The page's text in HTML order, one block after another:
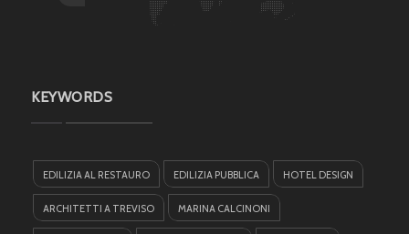
KEYWORDS
EDILIZIA AL RESTAURO EDILIZIA PUBBLICA HOTEL DESIGN
ARCHITETTI A TREVISO MARINA CALCINONI